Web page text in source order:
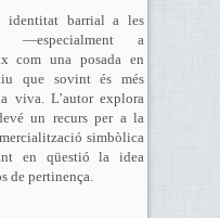
identitat barrial a les
—especialment a
com una posada en
que sovint és més
viva. L’autor explora
un recurs per a la
simbòlica
en qüestió la idea
de pertinença.